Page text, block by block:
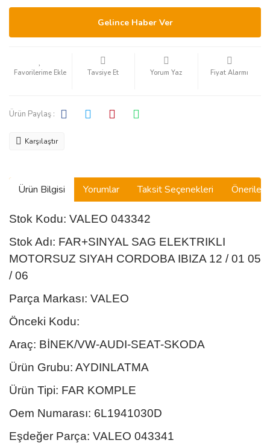
Gelince Haber Ver
Tavsiye Et Yorum Yaz Fiyat Alarmı
Ürün Paylaş :
Karşılaştır
Ürün Bilgisi Yorumlar Taksit Seçenekleri
Stok Kodu: VALEO 043342
Stok Adı: FAR+SINYAL SAG ELEKTRIKLI
MOTORSUZ SIYAH CORDOBA IBIZA 12 / 01 05
/ 06
Parça Markası: VALEO
Önceki Kodu:
Araç: BİNEK/VW-AUDI-SEAT-SKODA
Ürün Grubu: AYDINLATMA
Ürün Tipi: FAR KOMPLE
Oem Numarası: 6L1941030D
Eşdeğer Parça: VALEO 043341